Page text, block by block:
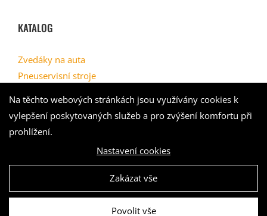
KATALOG
Zvedáky na auta
Pneuservisní stroje
Kompresory
Na těchto webových stránkách jsou využívány cookies k
vylepšení poskytovaných služeb a pro zvýšení komfortu při
prohlížení.
Nastavení cookies
Zakázat vše
Povolit vše